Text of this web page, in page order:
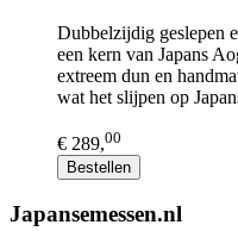
Dubbelzijdig geslepen
een kern van Japans
extreem dun en
wat het slijpen op
€ 289,00
Bestellen
Japansemessen.nl